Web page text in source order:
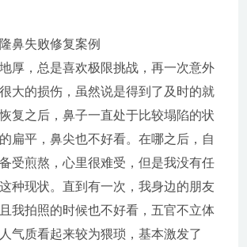
鼻失败修复案例
厚，总是喜欢极限挑战，再一次意外
大的损伤，虽然说是得到了及时的就
复之后，鼻子一直处于比较塌陷的状
扁平，鼻尖也不好看。在哪之后，自
受煎熬，心里很难受，但是我没有任
种现状。直到有一次，我身边的朋友
我拍照的时候也不好看，五官不立体
气质看起来较为猥琐，基本激发了